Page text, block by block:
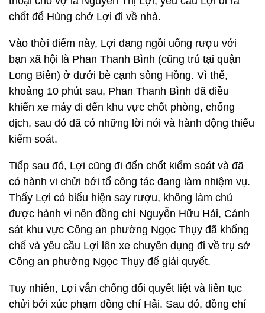
chốt để Hùng chở Lợi đi về nhà.
Vào thời điểm này, Lợi đang ngồi uống rượu với
bạn xã hội là Phan Thanh Bình (cũng trú tại quận
Long Biên) ở dưới bè cạnh sông Hồng. Vì thế,
khoảng 10 phút sau, Phan Thanh Bình đã điều
khiển xe máy đi đến khu vực chốt phòng, chống
dịch, sau đó đã có những lời nói và hành động thiếu
kiểm soát.
Tiếp sau đó, Lợi cũng đi đến chốt kiểm soát và đã
có hành vi chửi bới tổ công tác đang làm nhiệm vụ.
Thấy Lợi có biểu hiện say rượu, không làm chủ
được hành vi nên đồng chí Nguyễn Hữu Hải, Cảnh
sát khu vực Công an phường Ngọc Thụy đã khống
chế và yêu cầu Lợi lên xe chuyên dụng đi về trụ sở
Công an phường Ngọc Thụy để giải quyết.
Tuy nhiên, Lợi vẫn chống đối quyết liệt và liên tục
chửi bới xúc phạm đồng chí Hải. Sau đó, đồng chí